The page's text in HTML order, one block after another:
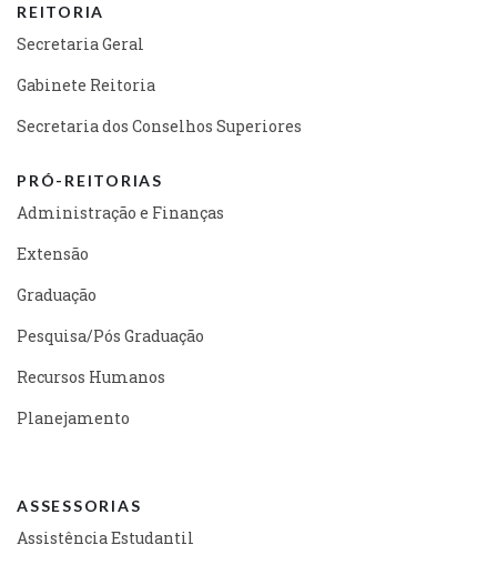
REITORIA
Secretaria Geral
Gabinete Reitoria
Secretaria dos Conselhos Superiores
PRÓ-REITORIAS
Administração e Finanças
Extensão
Graduação
Pesquisa/Pós Graduação
Recursos Humanos
Planejamento
ASSESSORIAS
Assistência Estudantil